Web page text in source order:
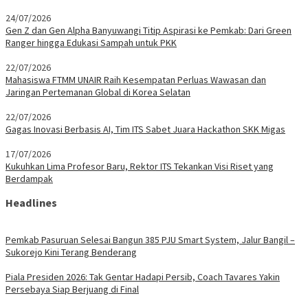
24/07/2026
Gen Z dan Gen Alpha Banyuwangi Titip Aspirasi ke Pemkab: Dari Green
Ranger hingga Edukasi Sampah untuk PKK
22/07/2026
Mahasiswa FTMM UNAIR Raih Kesempatan Perluas Wawasan dan
Jaringan Pertemanan Global di Korea Selatan
22/07/2026
Gagas Inovasi Berbasis AI, Tim ITS Sabet Juara Hackathon SKK Migas
17/07/2026
Kukuhkan Lima Profesor Baru, Rektor ITS Tekankan Visi Riset yang
Berdampak
Headlines
Pemkab Pasuruan Selesai Bangun 385 PJU Smart System, Jalur Bangil –
Sukorejo Kini Terang Benderang
Piala Presiden 2026: Tak Gentar Hadapi Persib, Coach Tavares Yakin
Persebaya Siap Berjuang di Final